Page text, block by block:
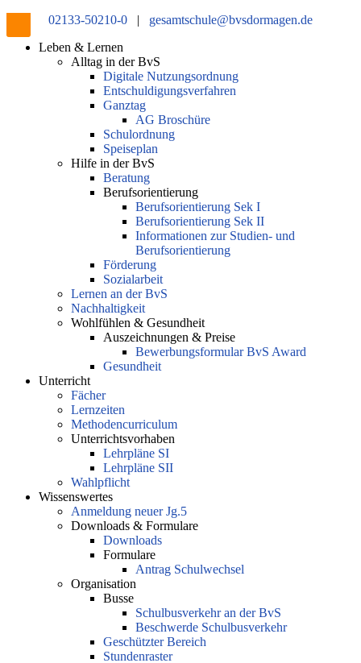
02133-50210-0 | gesamtschule@bvsdormagen.de
Leben & Lernen
Alltag in der BvS
Digitale Nutzungsordnung
Entschuldigungsverfahren
Ganztag
AG Broschüre
Schulordnung
Speiseplan
Hilfe in der BvS
Beratung
Berufsorientierung
Berufsorientierung Sek I
Berufsorientierung Sek II
Informationen zur Studien- und
Berufsorientierung
Förderung
Sozialarbeit
Lernen an der BvS
Nachhaltigkeit
Wohlfühlen & Gesundheit
Auszeichnungen & Preise
Bewerbungsformular BvS Award
Gesundheit
Unterricht
Fächer
Lernzeiten
Methodencurriculum
Unterrichtsvorhaben
Lehrpläne SI
Lehrpläne SII
Wahlpflicht
Wissenswertes
Anmeldung neuer Jg.5
Downloads & Formulare
Downloads
Formulare
Antrag Schulwechsel
Organisation
Busse
Schulbusverkehr an der BvS
Beschwerde Schulbusverkehr
Geschützter Bereich
Stundenraster